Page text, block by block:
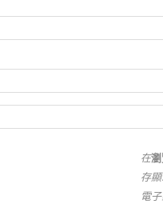
在
存顯
電